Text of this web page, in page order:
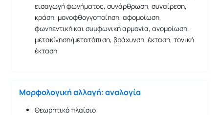
εισαγωγή φωνήματος, συνάρθρωση, συναίρεση,
κράση, μονοφθογγοποίηση, αφομοίωση,
φωνηεντική και συμφωνική αρμονία, ανομοίωση,
μετακίνηση/μετατόπιση, βράχυνση, έκταση, τονική
έκταση
Μορφολογική αλλαγή: αναλογία
Θεωρητικό πλαίσιο